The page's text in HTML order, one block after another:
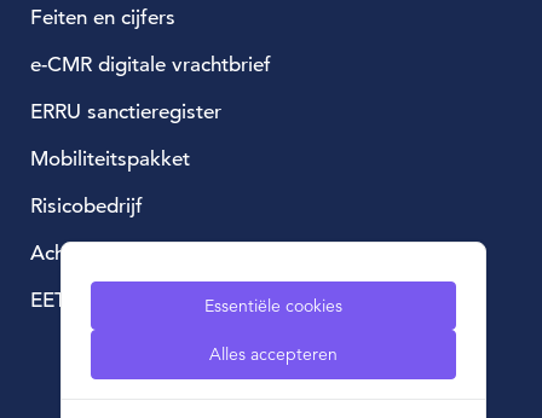
Feiten en cijfers
e-CMR digitale vrachtbrief
ERRU sanctieregister
Mobiliteitspakket
Risicobedrijf
Achtergestelde lening
EETS, European Electronic Toll Service
Essentiële cookies
Alles accepteren